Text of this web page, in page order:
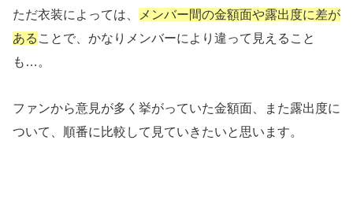
ただ衣装によっては、
メンバー間の金額面や露出度に差が
ある ことで、かなりメンバーにより違って見えること
も…。
ファンから意見が多く挙がっていた金額面、また露出度に
ついて、順番に比較して見ていきたいと思います。